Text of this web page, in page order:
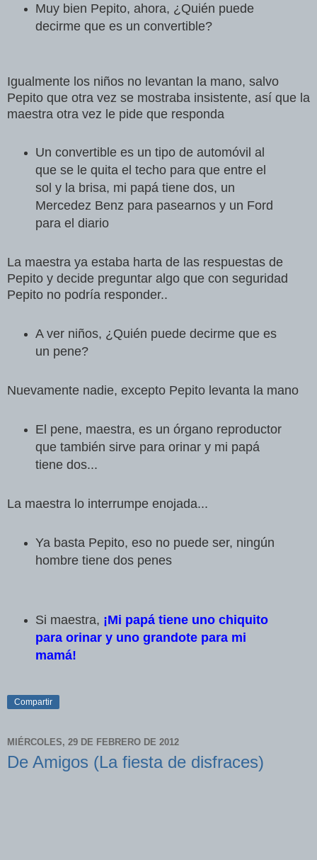
Muy bien Pepito, ahora, ¿Quién puede
decirme que es un convertible?
Igualmente los niños no levantan la mano, salvo
Pepito que otra vez se mostraba insistente, así que la
maestra otra vez le pide que responda
Un convertible es un tipo de automóvil al
que se le quita el techo para que entre el
sol y la brisa, mi papá tiene dos, un
Mercedez Benz para pasearnos y un Ford
para el diario
La maestra ya estaba harta de las respuestas de
Pepito y decide preguntar algo que con seguridad
Pepito no podría responder..
A ver niños, ¿Quién puede decirme que es
un pene?
Nuevamente nadie, excepto Pepito levanta la mano
El pene, maestra, es un órgano reproductor
que también sirve para orinar y mi papá
tiene dos...
La maestra lo interrumpe enojada...
Ya basta Pepito, eso no puede ser, ningún
hombre tiene dos penes
Si maestra, ¡Mi papá tiene uno chiquito
para orinar y uno grandote para mi
mamá!
Compartir
MIÉRCOLES, 29 DE FEBRERO DE 2012
De Amigos (La fiesta de disfraces)